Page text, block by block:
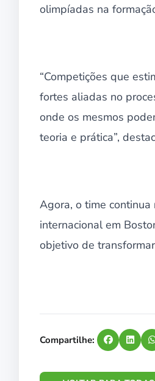
olimpíadas na
“Competições que
fortes aliadas no
onde os mesmos
teoria e prática”,
Agora, o time
internacional em
objetivo de
Compartilhe: